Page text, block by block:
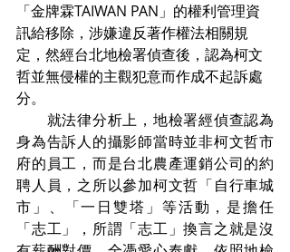
「金牌霖TAIWAN PAN」的權利管理資
訊給移除，涉嫌違反著作權法相關規
定，然經台北地檢署偵查後，認為柯文
哲並無侵權的主觀犯意而作成不起訴處
分。
就法律分析上，地檢署經偵查認為
身為告訴人的攝影師當時並非柯文哲市
府的員工，而是台北農產運銷公司的約
聘人員，之所以參加柯文哲「自行車城
市」、「一日雙塔」等活動，是擔任
「志工」，所謂「志工」換言之就是沒